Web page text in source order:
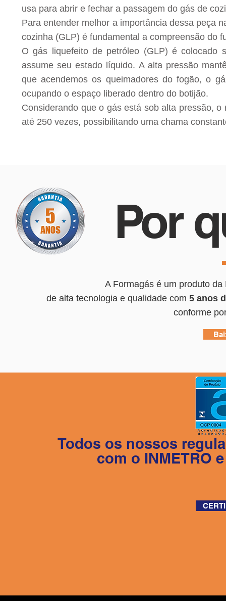
usa para abrir e fechar a passagem do gás de
Para entender melhor a importância dessa peça
cozinha (GLP) é fundamental a compreensão do
O gás liquefeito de petróleo (GLP) é colocado
assume seu estado líquido. A alta pressão
que acendemos os queimadores do fogão, o
ocupando o espaço liberado dentro do botijão.
Considerando que o gás está sob alta pressão,
até 250 vezes, possibilitando uma chama
Por
A Formagás é um produto
de alta tecnologia e qualidade com 5 anos
conforme
Todos os nossos
com o INMETRO